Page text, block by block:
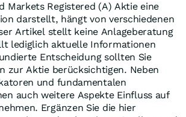
Markets Registered (A) Aktie eine
darstellt, hängt von verschiedenen
Artikel stellt keine Anlageberatung
lediglich aktuelle Informationen
Entscheidung sollten Sie
zur Aktie berücksichtigen. Neben
und fundamentalen
auch weitere Aspekte Einfluss auf
Ergänzen Sie die hier